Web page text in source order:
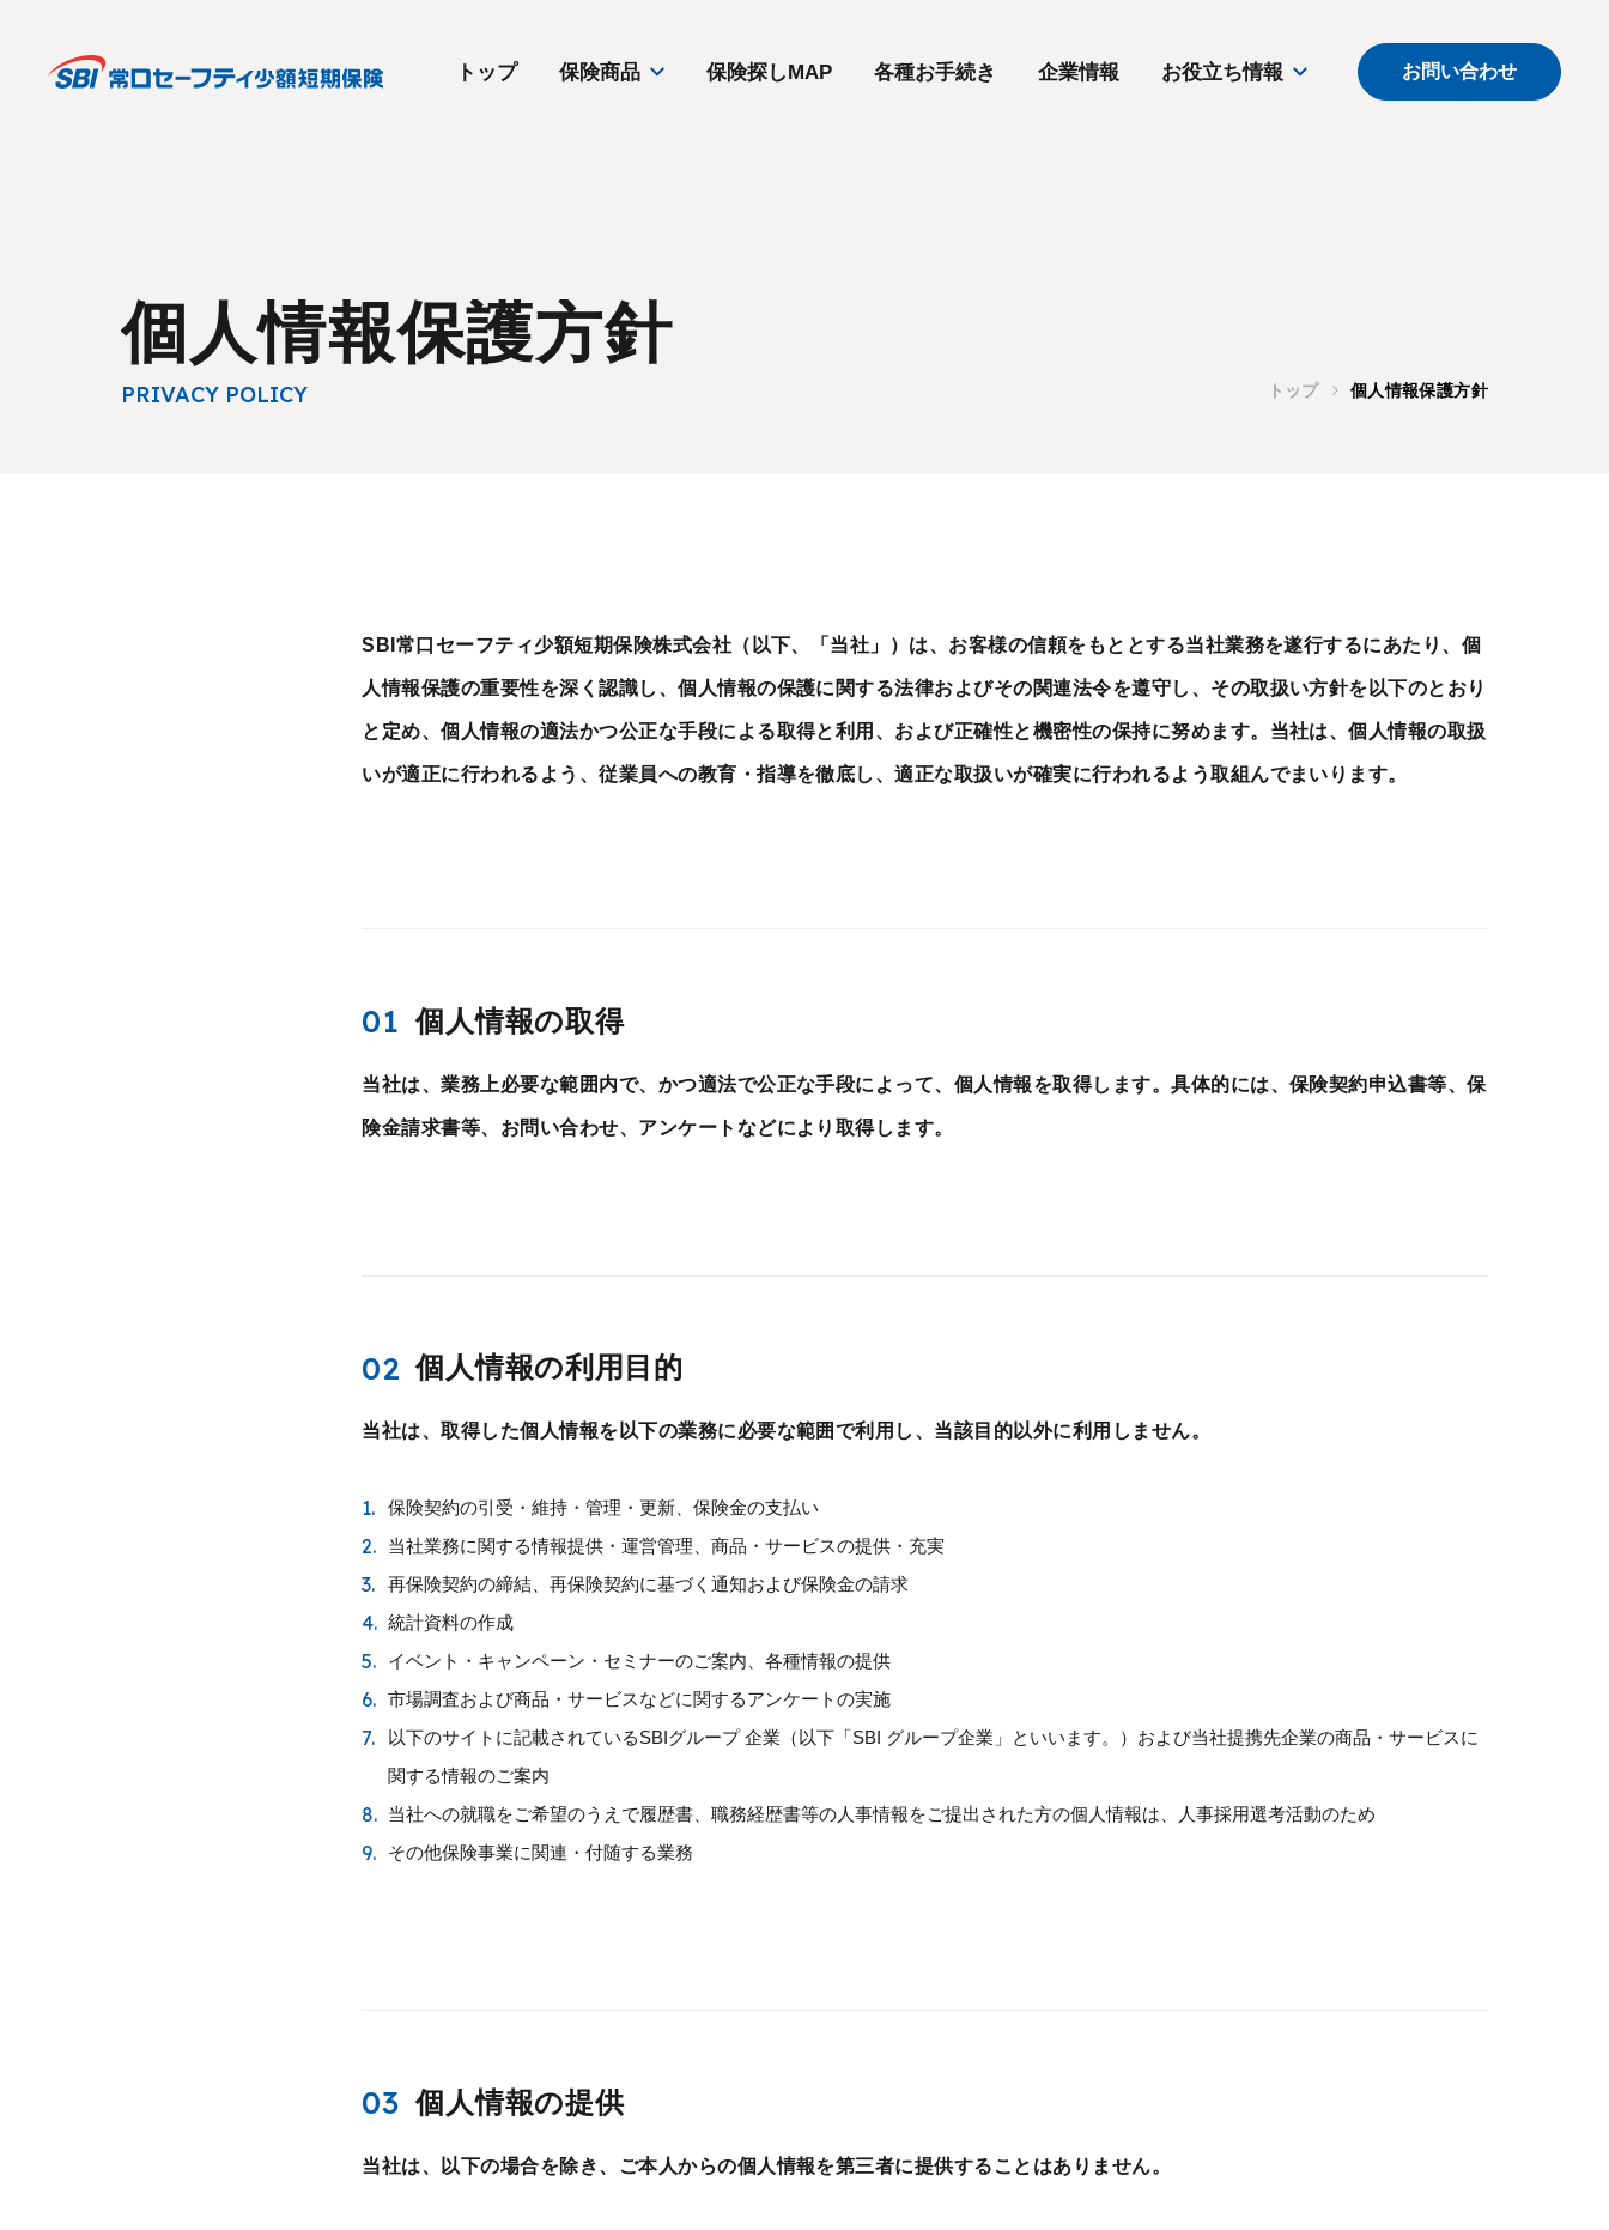
トップ 保険商品 保険探しMAP 各種お手続き 企業情報 お役立ち情報 お問い合わせ
個人情報保護方針
PRIVACY POLICY トップ 個人情報保護方針
SBI常口セーフティ少額短期保険株式会社（以下、「当社」）は、お客様の信頼をもととする当社業務を遂行するにあたり、個
人情報保護の重要性を深く認識し、個人情報の保護に関する法律およびその関連法令を遵守し、その取扱い方針を以下のとおり
と定め、個人情報の適法かつ公正な手段による取得と利用、および正確性と機密性の保持に努めます。当社は、個人情報の取扱
いが適正に行われるよう、従業員への教育・指導を徹底し、適正な取扱いが確実に行われるよう取組んでまいります。
01 個人情報の取得
当社は、業務上必要な範囲内で、かつ適法で公正な手段によって、個人情報を取得します。具体的には、保険契約申込書等、保
険金請求書等、お問い合わせ、アンケートなどにより取得します。
02 個人情報の利用目的
当社は、取得した個人情報を以下の業務に必要な範囲で利用し、当該目的以外に利用しません。
1. 保険契約の引受・維持・管理・更新、保険金の支払い
2. 当社業務に関する情報提供・運営管理、商品・サービスの提供・充実
3. 再保険契約の締結、再保険契約に基づく通知および保険金の請求
4. 統計資料の作成
5. イベント・キャンペーン・セミナーのご案内、各種情報の提供
6. 市場調査および商品・サービスなどに関するアンケートの実施
7.
以下のサイトに記載されているSBIグループ 企業（以下「SBI グループ企業」といいます。）および当社提携先企業の商品・サービスに
関する情報のご案内
8. 当社への就職をご希望のうえで履歴書、職務経歴書等の人事情報をご提出された方の個人情報は、人事採用選考活動のため
9. その他保険事業に関連・付随する業務
03 個人情報の提供
当社は、以下の場合を除き、ご本人からの個人情報を第三者に提供することはありません。